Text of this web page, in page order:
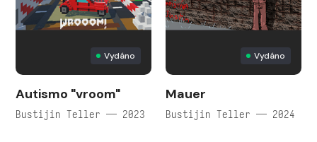
Vydáno
Autismo "vroom"
Bustijin Teller — 2023
Vydáno
Mauer
Bustijin Teller — 2024